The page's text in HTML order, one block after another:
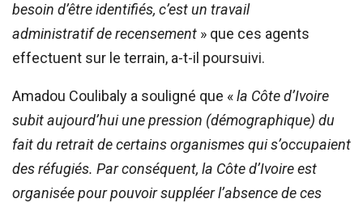
besoin d’être identifiés, c’est un travail
administratif de recensement » que ces agents
effectuent sur le terrain, a-t-il poursuivi.
Amadou Coulibaly a souligné que «la Côte d’Ivoire
subit aujourd’hui une pression (démographique) du
fait du retrait de certains organismes qui s’occupaient
des réfugiés. Par conséquent, la Côte d’Ivoire est
organisée pour pouvoir suppléer l’absence de ces